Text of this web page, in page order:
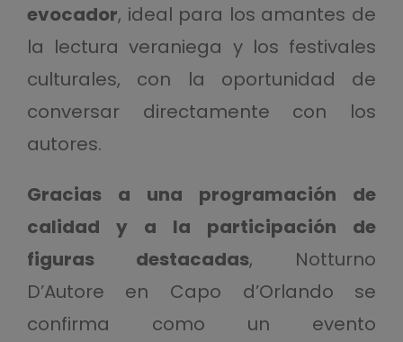
evocador, ideal para los amantes de
la lectura veraniega y los festivales
culturales, con la oportunidad de
conversar directamente con los
autores.
Gracias a una programación de
calidad y a la participación de
figuras destacadas, Notturno
D’Autore en Capo d’Orlando se
confirma como un evento